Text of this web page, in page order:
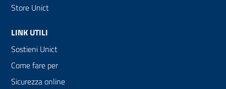
Store Unict
LINK UTILI
Sostieni Unict
Come fare per
Sicurezza online